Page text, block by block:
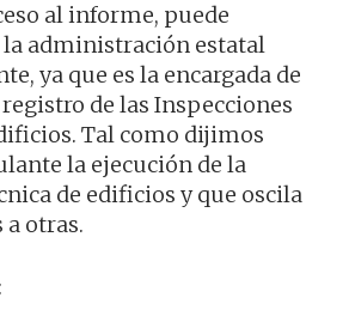
al informe, puede
administración estatal
ya que es la encargada de
de las Inspecciones
Tal como dijimos
la ejecución de la
de edificios y que oscila
a otras.